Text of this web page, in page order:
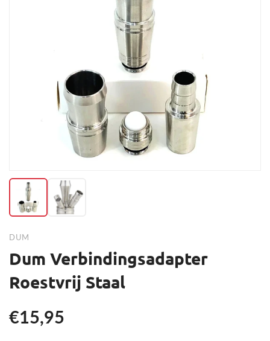
DUM
Dum Verbindingsadapter
Roestvrij Staal
€15,95